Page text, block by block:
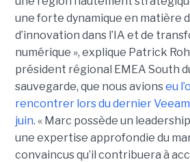
une forte dynamique en matière
d’innovation dans l’IA et de
numérique », explique Patrick
président régional EMEA South
sauvegarde, que nous avionseu
rencontrer lors du dernier
juin. « Marc possède un
une expertise approfondie du
convaincus qu’il contribuera à